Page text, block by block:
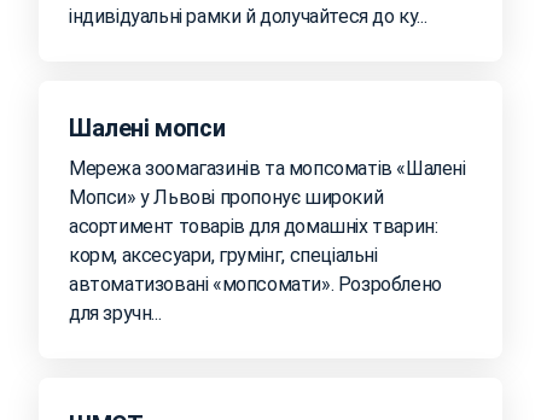
індивідуальні рамки й долучайтеся до ку...
Шалені мопси
Мережа зоомагазинів та мопсоматів «Шалені
Мопси» у Львові пропонує широкий
асортимент товарів для домашніх тварин:
корм, аксесуари, грумінг, спеціальні
автоматизовані «мопсомати». Розроблено
для зручн...